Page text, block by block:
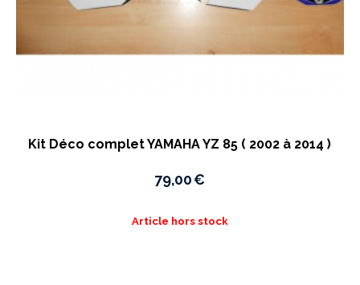
Kit Déco complet YAMAHA YZ 85 ( 2002 à 2014 )
79,00€
Article hors stock